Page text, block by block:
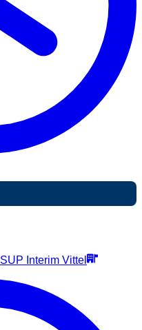
SUP Interim Vittel